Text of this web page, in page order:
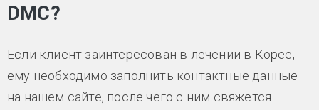
DMC?
Если клиент заинтересован в лечении в Корее,
ему необходимо заполнить контактные данные
на нашем сайте, после чего с ним свяжется